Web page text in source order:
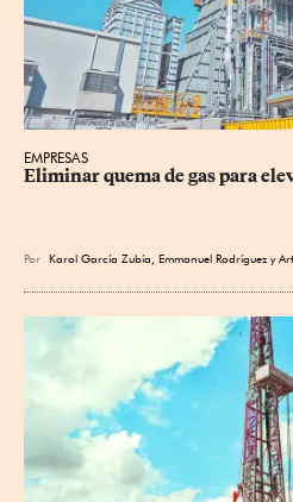
EMPRESAS
Eliminar quema de gas para
Por Karol García Zubía Emmanuel Rodríguez y